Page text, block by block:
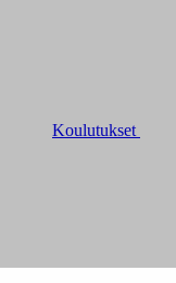
Koulutukset